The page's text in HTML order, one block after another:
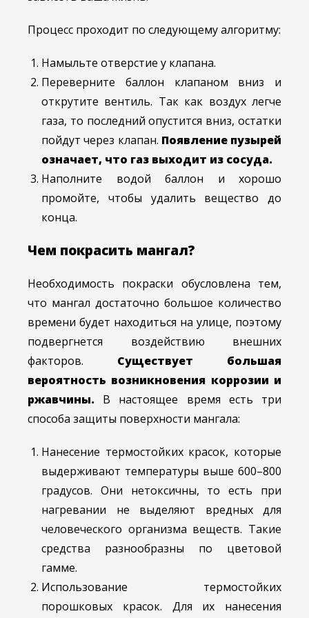
Процесс проходит по следующему алгоритму:
Намыльте отверстие у клапана.
Переверните баллон клапаном вниз и
открутите вентиль. Так как воздух легче
газа, то последний опустится вниз, остатки
пойдут через клапан. Появление пузырей
означает, что газ выходит из сосуда.
Наполните водой баллон и хорошо
промойте, чтобы удалить вещество до
конца.
Чем покрасить мангал?
Необходимость покраски обусловлена тем,
что мангал достаточно большое количество
времени будет находиться на улице, поэтому
подвергнется воздействию внешних
факторов. Существует большая
вероятность возникновения коррозии и
ржавчины. В настоящее время есть три
способа защиты поверхности мангала:
Нанесение термостойких красок, которые
выдерживают температуры выше 600–800
градусов. Они нетоксичны, то есть при
нагревании не выделяют вредных для
человеческого организма веществ. Такие
средства разнообразны по цветовой
гамме.
Использование термостойких
порошковых красок. Для их нанесения